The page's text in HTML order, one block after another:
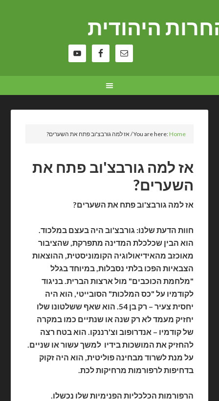
היהודית
You are here:Home
/אז למה גורבצ'וב פתח את השערים?
אז למה גורבצ'וב פתח את
השערים?
אז למה גורבצ'וב פתח את השערים?
חוות הדעת שלנו: גורבצ'וב היה בעצם במלכוד.
הוא הבין שכלכלת המדינה מתפרקת, שהציבור
מאוכזב מהאידיאולוגיה הקומוניסטית, ההוצאות
הצבאיות הפכו בלתי נסבלות, במיוחד בגלל
"מלחמת הכוכבים" מול ארצות הברית. בניגוד
לקודמיועל "כס המלכות" הסובייטי, הוא היה
יחסית צעיר – רק בן 54. הוא שאף ששלטונו שלו
יחזיק מעמד לא רק שנה או שנתיים כמו במקרה
של קודמיו – אנדרופוב וצ'רננקו. הוא בטח רצה
להחזיק את המושכות בידיו למשך עשור או שניים.
על מנת לשרוד מבחינה פוליטית, הוא היה זקוק
בדחיפות לרפורמות מרחיקות לכת.
הרפורמות הכלכליות הפנימיות שלו נכשלו.